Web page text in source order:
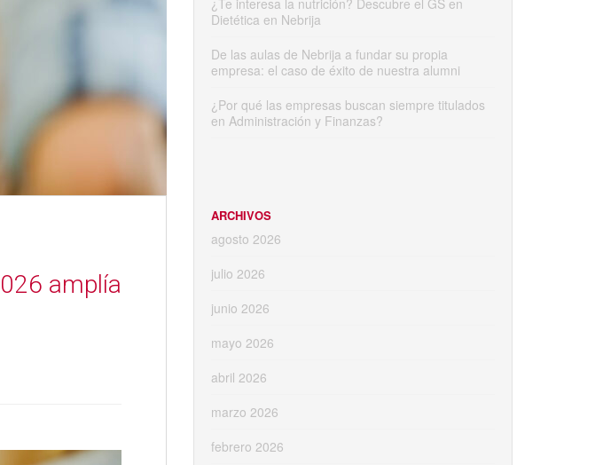
amplía
Dietética en Nebrija
De las aulas de Nebrija a fundar su propia
empresa: el caso de éxito de nuestra alumni
¿Por qué las empresas buscan siempre titulados
en Administración y Finanzas?
ARCHIVOS
agosto 2026
julio 2026
junio 2026
mayo 2026
abril 2026
marzo 2026
febrero 2026